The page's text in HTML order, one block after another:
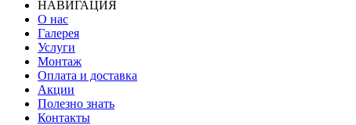
НАВИГАЦИЯ
О нас
Галерея
Услуги
Монтаж
Оплата и доставка
Акции
Полезно знать
Контакты